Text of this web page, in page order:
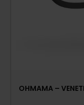
OHMAMA –